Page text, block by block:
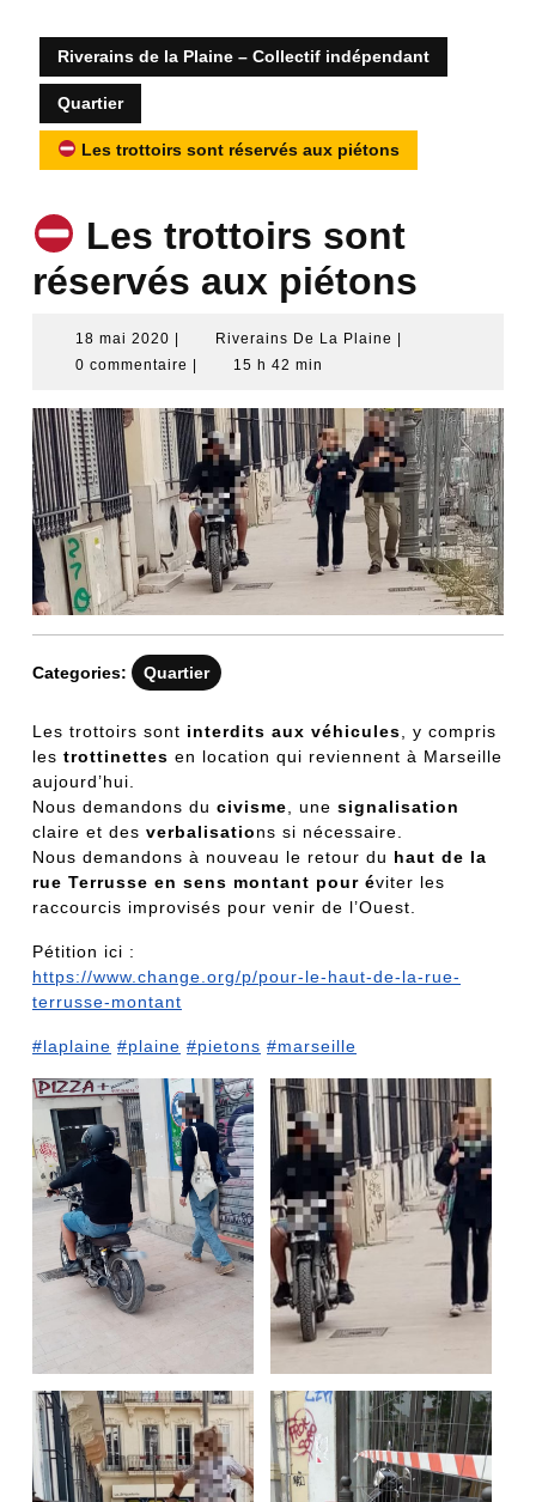
Riverains de la Plaine – Collectif indépendant
Quartier
Les trottoirs sont réservés aux piétons
Les trottoirs sont
réservés aux piétons
18 mai 2020 18
mai
Riverains De La Plaine Riverains
Plaine
0 commentaire
15 h 42 min
Categories: Quartier
Les trottoirs sont interdits aux véhicules, y compris
les trottinettes en location qui reviennent à Marseille
aujourd’hui.
Nous demandons du civisme, une signalisation
claire et des verbalisations si nécessaire.
Nous demandons à nouveau le retour du haut de la
rue Terrusse en sens montant pour éviter les
raccourcis improvisés pour venir de l’Ouest.
Pétition ici :
https://www.change.org/p/pour-le-haut-de-la-rue-
terrusse-montant
#laplaine #plaine #pietons #marseille